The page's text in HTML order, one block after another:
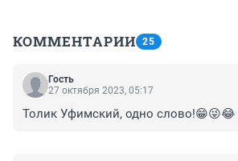
КОММЕНТАРИИ 25
Гость
27 октября 2023, 05:17
Толик Уфимский, одно слово!😁😜😂